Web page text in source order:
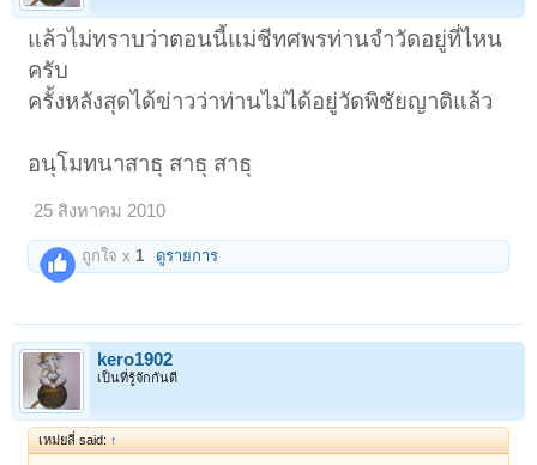
แล้วไม่ทราบว่าตอนนี้แม่ชีทศพรท่านจำวัดอยู่ที่ไหน
ครับ
ครั้งหลังสุดได้ข่าวว่าท่านไม่ได้อยู่วัดพิชัยญาติแล้ว
อนุโมทนาสาธุ สาธุ สาธุ
25 สิงหาคม 2010
ถูกใจ x1 ดูรายการ
kero1902
เป็นที่รู้จักกันดี
เหม่ยลี่ said: ↑